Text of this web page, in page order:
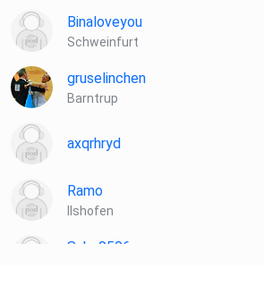
Binaloveyou
Schweinfurt
gruselinchen
Barntrup
axqrhryd
Ramo
Ilshofen
Sabs0506